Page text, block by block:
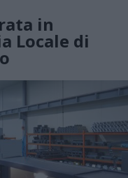
in
Locale di